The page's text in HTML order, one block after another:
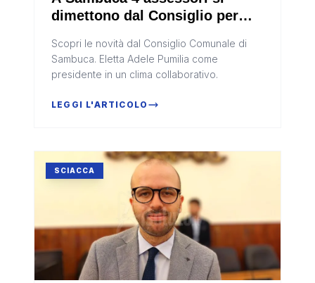
dimettono dal Consiglio per
Scopri le novità dal Consiglio Comunale di
Sambuca. Eletta Adele Pumilia come
presidente in un clima collaborativo.
LEGGI L'ARTICOLO
SCIACCA